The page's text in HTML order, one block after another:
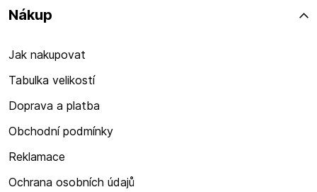
Nákup
Jak nakupovat
Tabulka velikostí
Doprava a platba
Obchodní podmínky
Reklamace
Ochrana osobních údajů